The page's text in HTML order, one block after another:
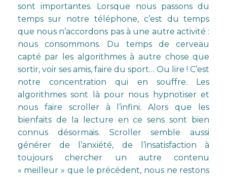
sont importantes. Lorsque nous passons du
temps sur notre téléphone, c’est du temps
que nous n’accordons pas à une autre activité :
nous consommons. Du temps de cerveau
capté par les algorithmes à autre chose que
sortir, voir ses amis, faire du sport… Ou lire ! C’est
notre concentration qui en souffre. Les
algorithmes sont là pour nous hypnotiser et
nous faire scroller à l’infini. Alors que les
bienfaits de la lecture en ce sens sont bien
connus désormais. Scroller semble aussi
générer de l’anxiété, de l’insatisfaction à
toujours chercher un autre contenu
« meilleur » que le précédent, nous ne restons